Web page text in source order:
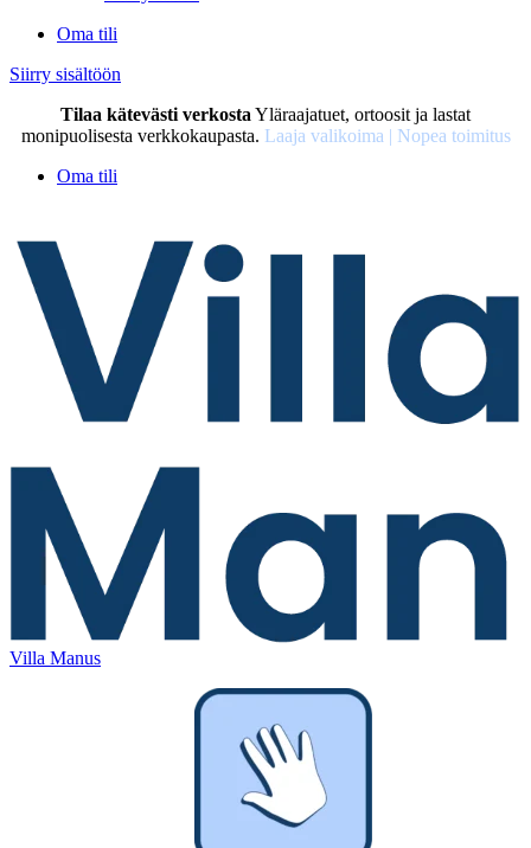
Oma tili
Siirry sisältöön
Tilaa kätevästi verkosta Yläraajatuet, ortoosit ja lastat
monipuolisesta verkkokaupasta. Laaja valikoima | Nopea toimitus
Oma tili
Villa Manus